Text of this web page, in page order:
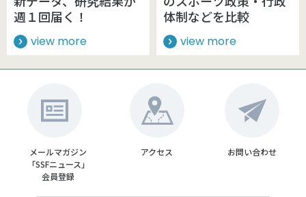
週１回届く！
view more
体制などを比較
view more
メールマガジン
「SSFニュース」
会員登録
アクセス お問い合わせ